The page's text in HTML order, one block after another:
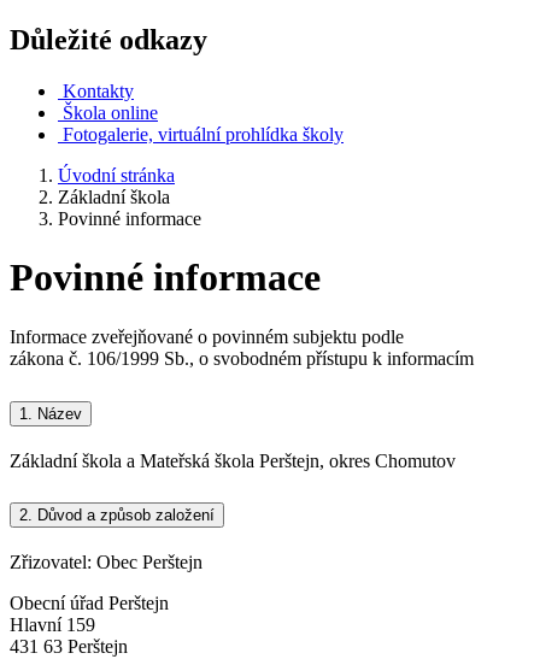
Důležité odkazy
Kontakty
Škola online
Fotogalerie, virtuální prohlídka školy
Úvodní stránka
Základní škola
Povinné informace
Povinné informace
Informace zveřejňované o povinném subjektu podle
zákona č. 106/1999 Sb., o svobodném přístupu k informacím
1. Název
Základní škola a Mateřská škola Perštejn, okres Chomutov
2. Důvod a způsob založení
Zřizovatel: Obec Perštejn
Obecní úřad Perštejn
Hlavní 159
431 63 Perštejn